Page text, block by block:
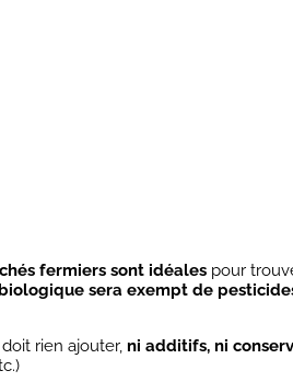
fermiers sont idéales pour
sera exempt de
rien ajouter, ni additifs, ni